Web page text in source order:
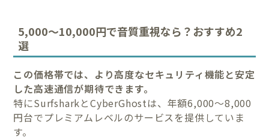
5,000〜10,000円で音質重視なら？おすすめ2
選
この価格帯では、より高度なセキュリティ機能と安定
した高速通信が期待できます。
特にSurfsharkとCyberGhostは、年額6,000〜8,000
円台でプレミアムレベルのサービスを提供していま
す。